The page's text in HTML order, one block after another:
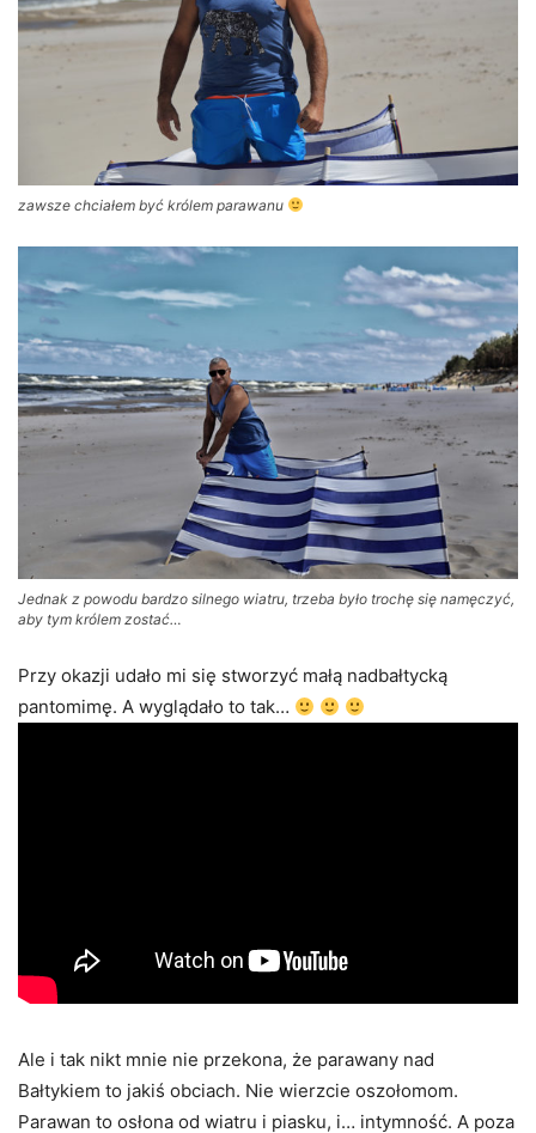
zawsze chciałem być królem parawanu
Jednak z powodu bardzo silnego wiatru, trzeba było trochę się namęczyć,
aby tym królem zostać…
Przy okazji udało mi się stworzyć małą nadbałtycką
pantomimę. A wyglądało to tak…
Ale i tak nikt mnie nie przekona, że parawany nad
Bałtykiem to jakiś obciach. Nie wierzcie oszołomom.
Parawan to osłona od wiatru i piasku, i… intymność. A poza